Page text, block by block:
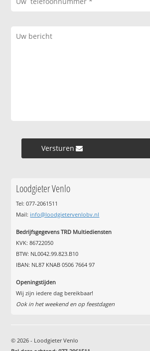
Versturen »
Loodgieter Venlo
Tel: 077-2061511
Mail: info@loodgietervenlobv.nl
Bedrijfsgegevens TRD Multiediensten
KVK: 86722050
BTW: NL0042.99.823.B10
IBAN: NL87 KNAB 0506 7664 97
Openingstijden
Wij zijn iedere dag bereikbaar!
Ook in het weekend en op feestdagen
© 2026 - Loodgieter Venlo